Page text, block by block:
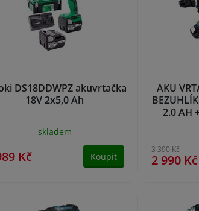
DS18DDWPZ akuvrtačka
18V 2x5,0 Ah
skladem
Kč Koupit
AKU
2.0 AH
3 390 Kč
2 990 Kč